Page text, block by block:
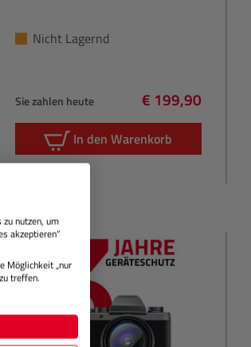
Nicht Lagernd
Sie zahlen heute
Regulärer Preis:
€ 199,90
In den Warenkorb
nutzen, um
akzeptieren“
Möglichkeit „nur
treffen.